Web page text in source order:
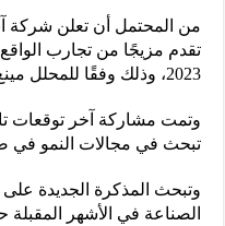
من المحتمل أن تعلن شركة
تقدم مزيجًا من تجارب
2023، وذلك وفقًا للمحلل مينغ تشي كو.
وتمت مشاركة آخر توقعات
تبحث في مجالات النمو في
وتبحث المذكرة الجديدة على
الصناعة في الأشهر